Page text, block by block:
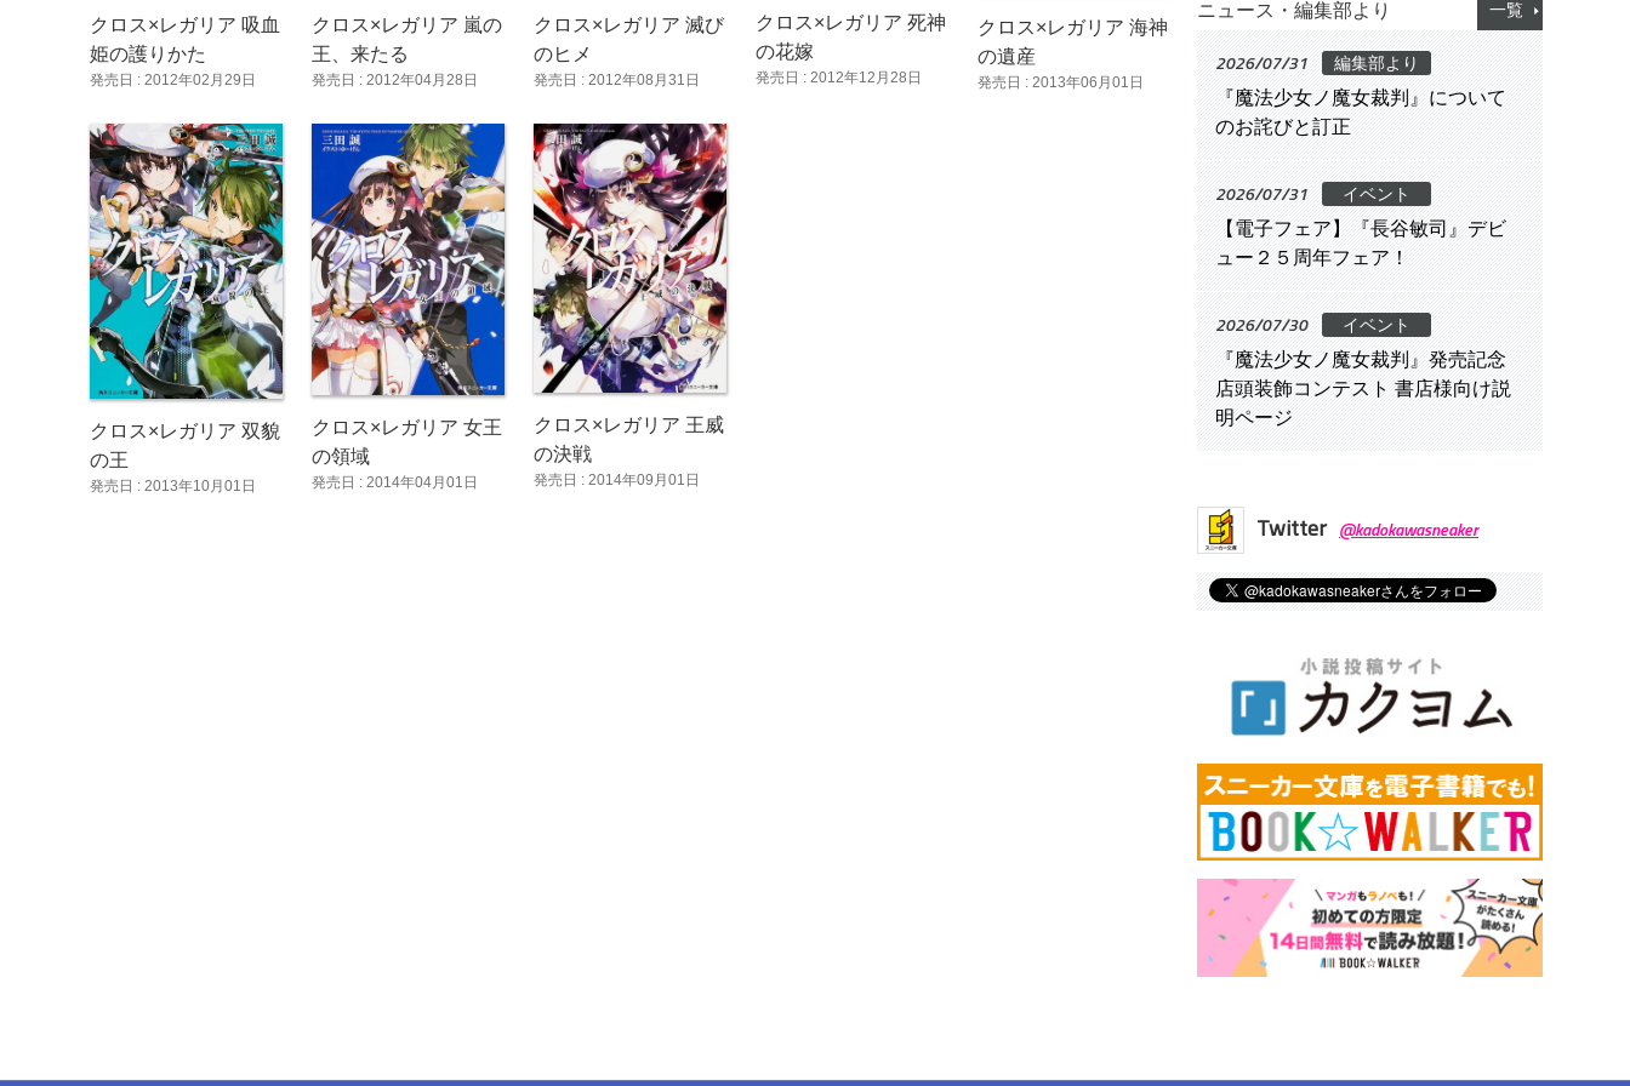
クロス×レガリア 吸血
姫の護りかた
発売日 : 2012年02月29日
クロス×レガリア 嵐の
王、来たる
発売日 : 2012年04月28日
クロス×レガリア 滅び
のヒメ
発売日 : 2012年08月31日
クロス×レガリア 死神
の花嫁
発売日 : 2012年12月28日
クロス×レガリア 海神
の遺産
発売日 : 2013年06月01日
クロス×レガリア 双貌
の王
発売日 : 2013年10月01日
クロス×レガリア 女王
の領域
発売日 : 2014年04月01日
クロス×レガリア 王威
の決戦
発売日 : 2014年09月01日
ニュース・編集部より 一覧
2026/07/31 編集部より
『魔法少女ノ魔女裁判』について
のお詫びと訂正
2026/07/31 イベント
【電子フェア】『長谷敏司』デビ
ュー２５周年フェア！
2026/07/30 イベント
『魔法少女ノ魔女裁判』発売記念
店頭装飾コンテスト 書店様向け説
明ページ
Twitter @kadokawasneaker